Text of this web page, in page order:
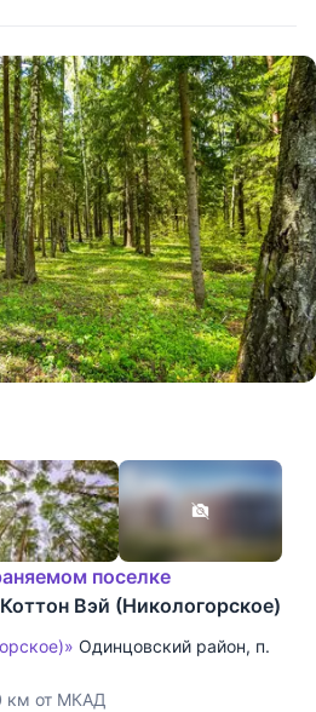
поселке
Вэй (Никологорское)
Одинцовский район, п.
км от МКАД